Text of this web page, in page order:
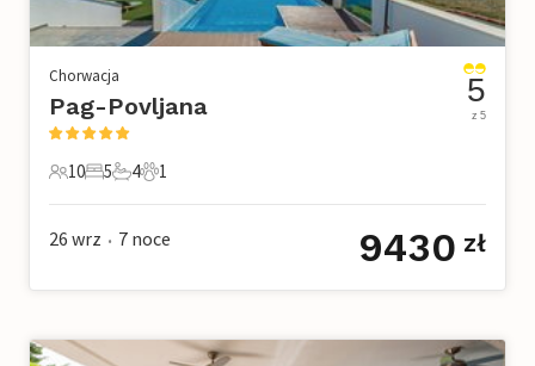
Chorwacja
Pag-Povljana
10 Goście
10
5 Sypialnie
5
4 Łazienki
4
1 Zwierzę domowe
1
5
z 5
26 wrz • 7 noce 9430 zł